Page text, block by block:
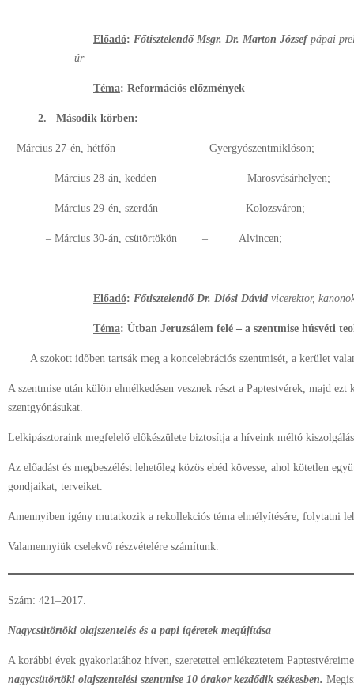
Előadó: Főtisztelendő Msgr. Dr. Marton Józsefpápai
úr
Téma: Reformációs előzmények
2. Második körben:
– Március 27-én, hétfőn – Gyergyószentmiklóson;
– Március 28-án, kedden – Marosvásárhelyen;
– Március 29-én, szerdán – Kolozsváron;
– Március 30-án, csütörtökön – Alvincen;
Előadó: Főtisztelendő Dr. Diósi Dávid vicerektor,
Téma: Útban Jeruzsálem felé – a szentmise húsvéti
A szokott időben tartsák meg a koncelebrációs szentmisét, a kerület
A szentmise után külön elmélkedésen vesznek részt a Paptestvérek, majd ezt
szentgyónásukat.
Lelkipásztoraink megfelelő előkészülete biztosítja a híveink méltó
Az előadást és megbeszélést lehetőleg közös ebéd kövesse, ahol kötetlen
gondjaikat, terveiket.
Amennyiben igény mutatkozik a rekollekciós téma elmélyítésére, folytatni
Valamennyiük cselekvő részvételére számítunk.
Szám: 421–2017.
Nagycsütörtöki olajszentelés és a papi ígéretek megújítása
A korábbi évek gyakorlatához híven, szeretettel emlékeztetem
nagycsütörtöki olajszentelési szentmise 10 órakor kezdődik székesben.